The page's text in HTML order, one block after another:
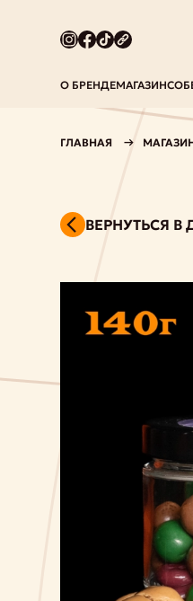
О БРЕНДЕМАГАЗИН
ГЛАВНАЯ
ВЕРНУТЬСЯ В